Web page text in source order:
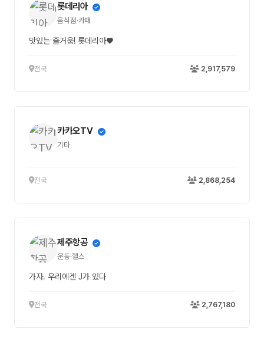
롯데리아
음식점·카페
맛있는 즐거움! 롯데리아♥
전국 2,917,579
카카오TV
기타
전국 2,868,254
제주항공
운동·헬스
가자. 우리에겐 J가 있다
전국 2,767,180